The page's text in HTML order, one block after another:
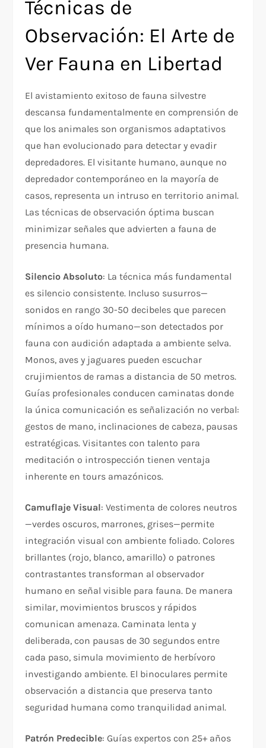
Técnicas de
Observación: El Arte de
Ver Fauna en Libertad
El avistamiento exitoso de fauna silvestre
descansa fundamentalmente en comprensión de
que los animales son organismos adaptativos
que han evolucionado para detectar y evadir
depredadores. El visitante humano, aunque no
depredador contemporáneo en la mayoría de
casos, representa un intruso en territorio animal.
Las técnicas de observación óptima buscan
minimizar señales que advierten a fauna de
presencia humana.
Silencio Absoluto: La técnica más fundamental
es silencio consistente. Incluso susurros—
sonidos en rango 30-50 decibeles que parecen
mínimos a oído humano—son detectados por
fauna con audición adaptada a ambiente selva.
Monos, aves y jaguares pueden escuchar
crujimientos de ramas a distancia de 50 metros.
Guías profesionales conducen caminatas donde
la única comunicación es señalización no verbal:
gestos de mano, inclinaciones de cabeza, pausas
estratégicas. Visitantes con talento para
meditación o introspección tienen ventaja
inherente en tours amazónicos.
Camuflaje Visual: Vestimenta de colores neutros
—verdes oscuros, marrones, grises—permite
integración visual con ambiente foliado. Colores
brillantes (rojo, blanco, amarillo) o patrones
contrastantes transforman al observador
humano en señal visible para fauna. De manera
similar, movimientos bruscos y rápidos
comunican amenaza. Caminata lenta y
deliberada, con pausas de 30 segundos entre
cada paso, simula movimiento de herbívoro
investigando ambiente. El binoculares permite
observación a distancia que preserva tanto
seguridad humana como tranquilidad animal.
Patrón Predecible: Guías expertos con 25+ años